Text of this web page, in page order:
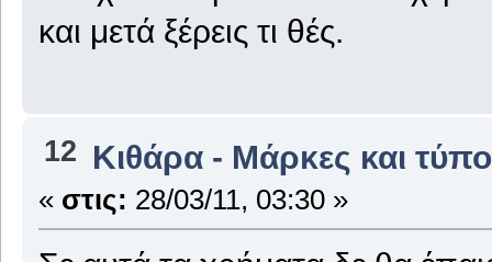
και μετά ξέρεις τι θές.
12 Κιθάρα - Μάρκες και
« στις: 28/03/11, 03:30 »